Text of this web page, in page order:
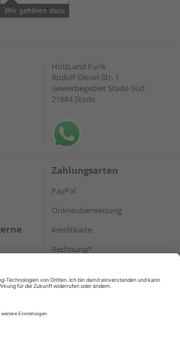
HolzLand Funk
Rudolf-Diesel-Str. 1
Gewerbegebiet Stade-Süd
21684 Stade
Zahlungsarten
PayPal
Onlineüberweisung
Kreditkarte
Rechnung*
Versand